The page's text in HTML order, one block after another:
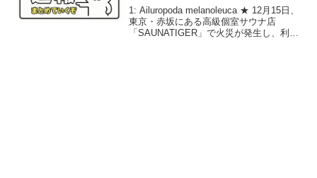
故…当面の間営業停止へ
1: Ailuropoda melanoleuca ★ 12月15日、
東京・赤坂にある高級個室サウナ店
「SAUNATIGER」で火災が発生し、利用